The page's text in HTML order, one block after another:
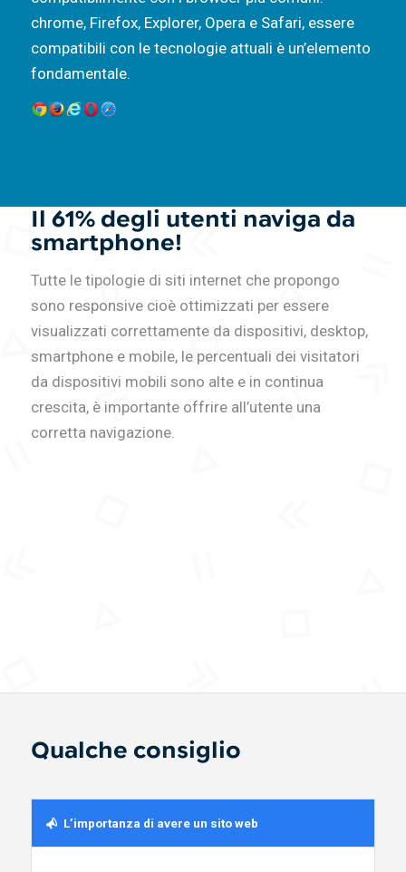
chrome, Firefox, Explorer, Opera e Safari, essere
compatibili con le tecnologie attuali è un’elemento
fondamentale.
Il 61% degli utenti naviga da
smartphone!
Tutte le tipologie di siti internet che propongo
sono responsive cioè ottimizzati per essere
visualizzati correttamente da dispositivi, desktop,
smartphone e mobile, le percentuali dei visitatori
da dispositivi mobili sono alte e in continua
crescita, è importante offrire all’utente una
corretta navigazione.
Qualche consiglio
L’importanza di avere un sito web